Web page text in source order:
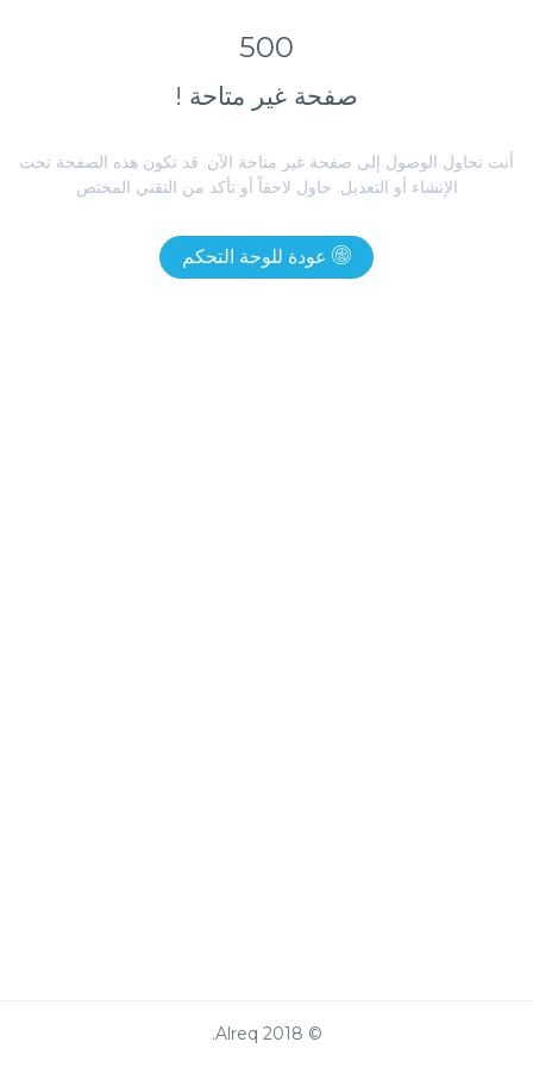
500
صفحة غير متاحة !
أنت تحاول الوصول إلى صفحة غير متاحة الآن. قد تكون هذه الصفحة تحت
الإنشاء أو التعديل. حاول لاحقاً أو تأكد من التقني المختص
عودة للوحة التحكم
© 2018 Alreq.